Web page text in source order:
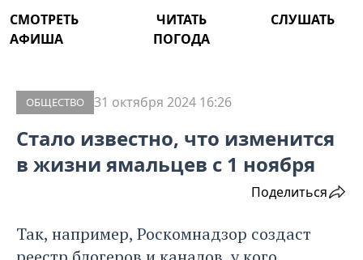
СМОТРЕТЬ ЧИТАТЬ
СЛУШАТЬ
АФИША
ПОГОДА
ОБЩЕСТВО 31 октября 2024 16:26
Стало известно, что изменится
в жизни ямальцев с 1 ноября
Поделиться
Так, например, Роскомнадзор создаст